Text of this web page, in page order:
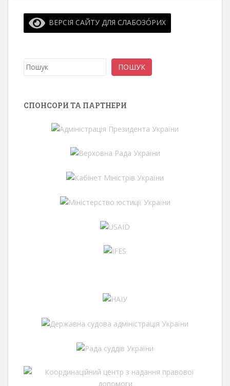
ВЕРСІЯ САЙТУ ДЛЯ СЛАБОЗО́РИХ
Пошук ПОШУК
СПОНСОРИ ТА ПАРТНЕРИ